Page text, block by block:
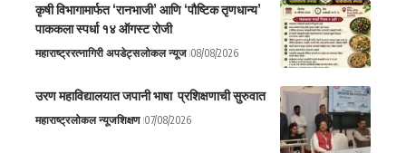
कृषी विभागामार्फत ‘रानभाजी’ आणि ‘पौष्टिक तृणधान्य’
पाककला स्पर्धा १४ ऑगस्ट रोजी
महाराष्ट्ररत्नागिरी अपडेट्सलोकल न्यूज 08/08/2026
उरण महाविद्यालयात जपानी भाषा प्रशिक्षणाची सुरुवात
महाराष्ट्रलोकल न्यूजशिक्षण 07/08/2026